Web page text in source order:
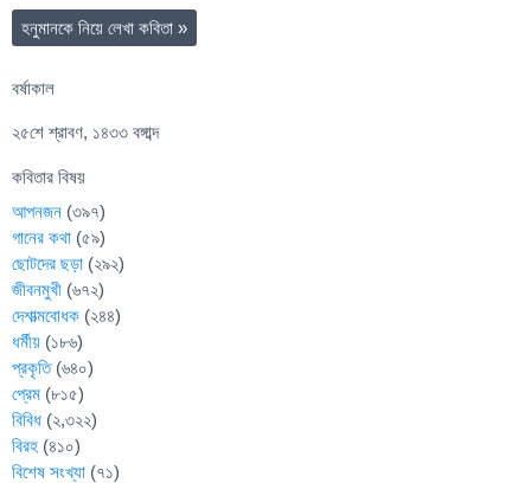
হনুমানকে নিয়ে লেখা কবিতা »
বর্ষাকাল
২৫শে শ্রাবণ, ১৪৩৩ বঙ্গাব্দ
কবিতার বিষয়
আপনজন (৩৯৭)
গানের কথা (৫৯)
ছোটদের ছড়া (২৯২)
জীবনমুখী (৬৭২)
দেশাত্মবোধক (২৪৪)
ধর্মীয় (১৮৬)
প্রকৃতি(৬৪০)
প্রেম (৮১৫)
বিবিধ (২,৩২২)
বিরহ (৪১০)
বিশেষ সংখ্যা (৭১)